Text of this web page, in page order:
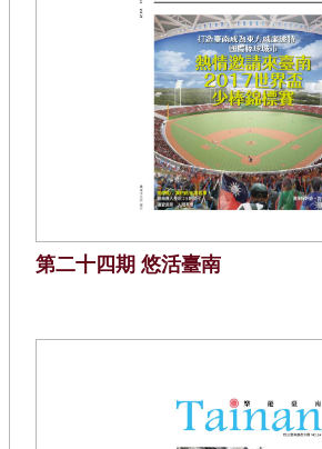
第二十四期 悠活臺南